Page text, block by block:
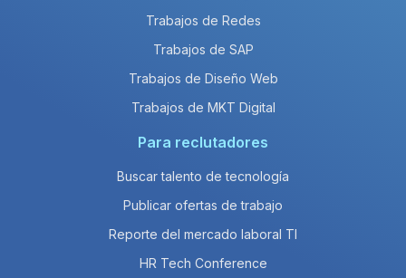
Trabajos de Redes
Trabajos de SAP
Trabajos de Diseño Web
Trabajos de MKT Digital
Para reclutadores
Buscar talento de tecnología
Publicar ofertas de trabajo
Reporte del mercado laboral TI
HR Tech Conference